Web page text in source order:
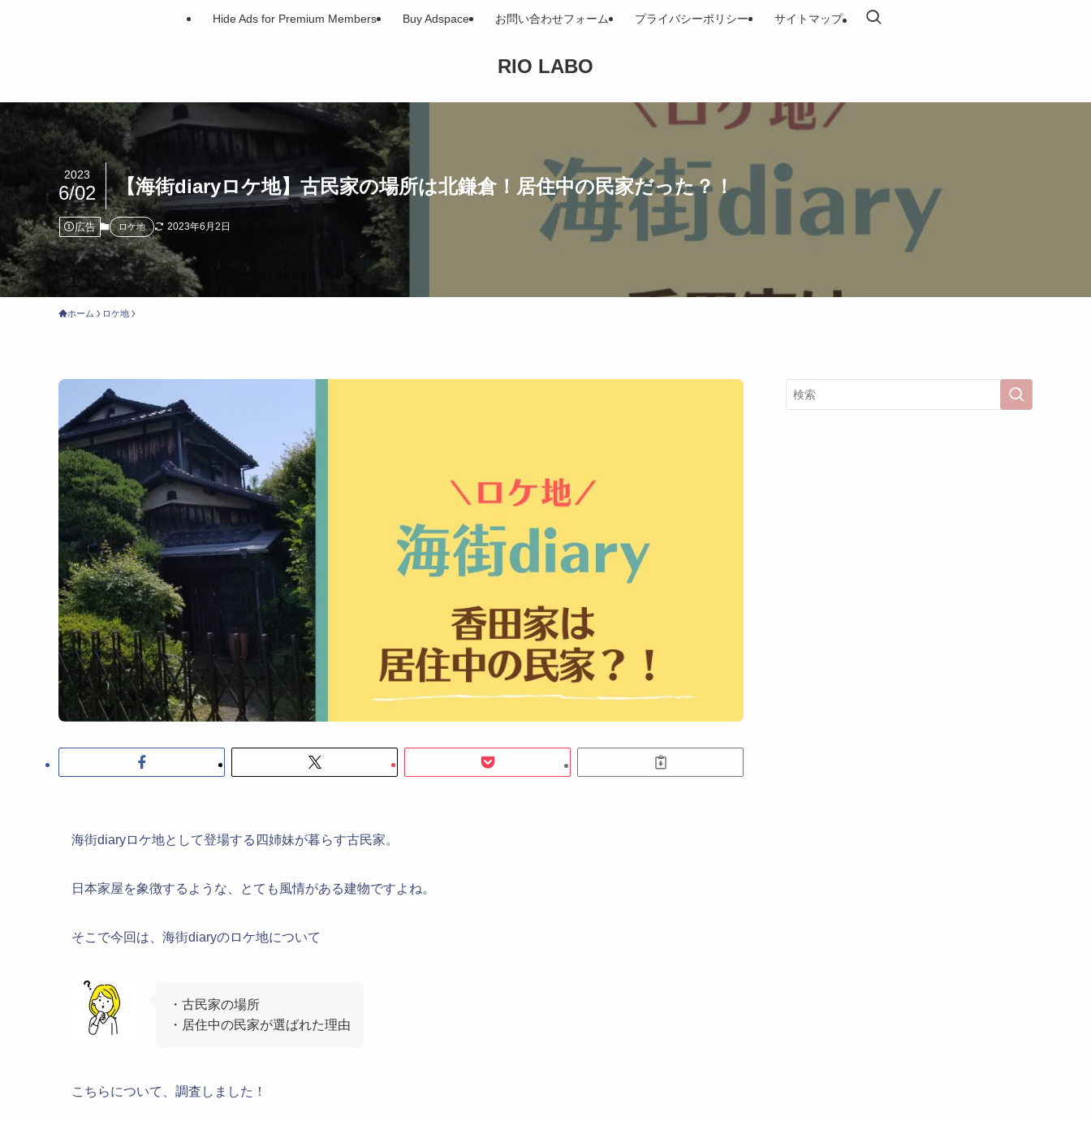
RIO LABO
Hide Ads for Premium Members Buy Adspace お問い合わせフォーム プライバシーポリシー サイトマップ
【海街diaryロケ地】古民家の場所は北鎌倉！居住中の民家だった？！
2023
6/02
広告 ロケ地 2023年6月2日
ホーム ロケ地
海街diaryロケ地として登場する四姉妹が暮らす古民家。
日本家屋を象徴するような、とても風情がある建物ですよね。
そこで今回は、海街diaryのロケ地について
・古民家の場所
・居住中の民家が選ばれた理由
こちらについて、調査しました！